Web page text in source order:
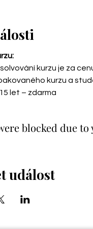
kurzu je za
kurzu a
let – zdarma
blocked due
událost